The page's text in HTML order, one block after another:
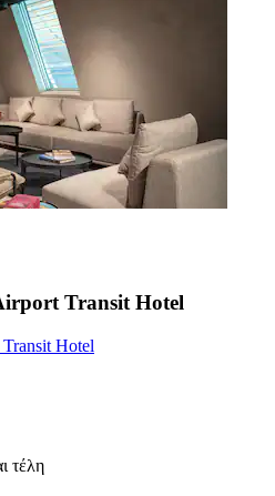
Transit Hotel
Hotel
τέλη